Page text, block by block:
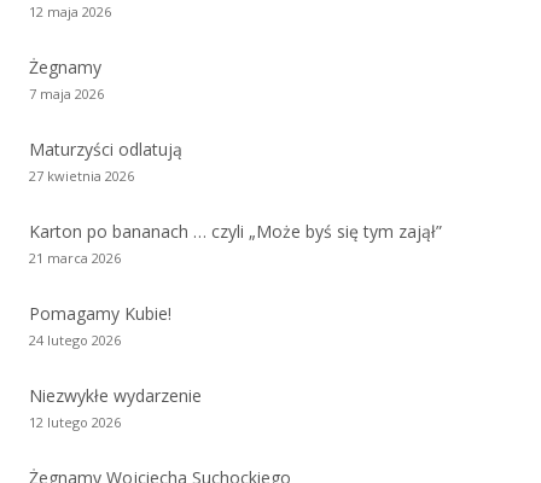
12 maja 2026
Żegnamy
7 maja 2026
Maturzyści odlatują
27 kwietnia 2026
Karton po bananach … czyli „Może byś się tym zajął”
21 marca 2026
Pomagamy Kubie!
24 lutego 2026
Niezwykłe wydarzenie
12 lutego 2026
Żegnamy Wojciecha Suchockiego